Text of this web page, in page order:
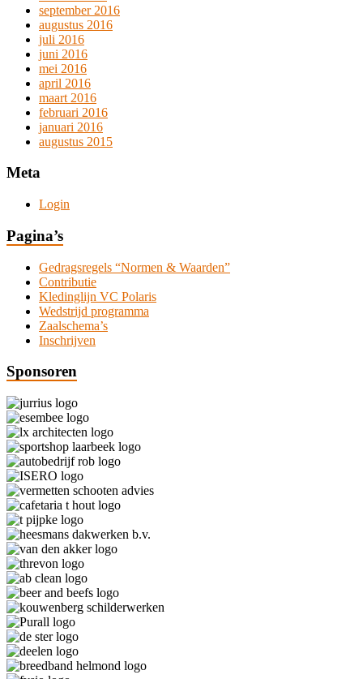
september 2016
augustus 2016
juli 2016
juni 2016
mei 2016
april 2016
maart 2016
februari 2016
januari 2016
augustus 2015
Meta
Login
Pagina’s
Gedragsregels “Normen & Waarden”
Contributie
Kledinglijn VC Polaris
Wedstrijd programma
Zaalschema’s
Inschrijven
Sponsoren